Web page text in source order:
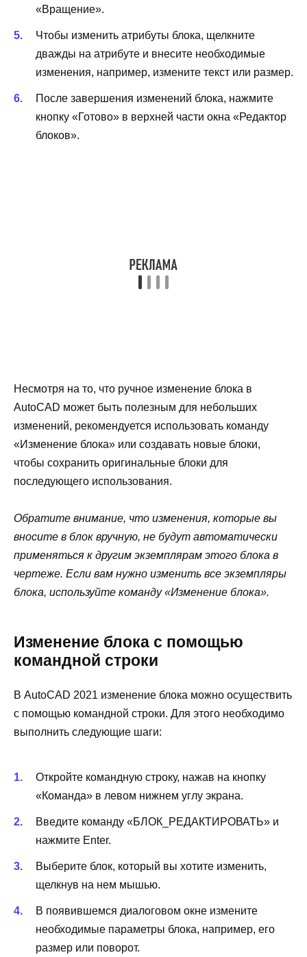
«Вращение».
Чтобы изменить атрибуты блока, щелкните
дважды на атрибуте и внесите необходимые
изменения, например, измените текст или размер.
После завершения изменений блока, нажмите
кнопку «Готово» в верхней части окна «Редактор
блоков».
Несмотря на то, что ручное изменение блока в
AutoCAD может быть полезным для небольших
изменений, рекомендуется использовать команду
«Изменение блока» или создавать новые блоки,
чтобы сохранить оригинальные блоки для
последующего использования.
Обратите внимание, что изменения, которые вы
вносите в блок вручную, не будут автоматически
применяться к другим экземплярам этого блока в
чертеже. Если вам нужно изменить все экземпляры
блока, используйте команду «Изменение блока».
Изменение блока с помощью
командной строки
В AutoCAD 2021 изменение блока можно осуществить
с помощью командной строки. Для этого необходимо
выполнить следующие шаги:
Откройте командную строку, нажав на кнопку
«Команда» в левом нижнем углу экрана.
Введите команду «БЛОК_РЕДАКТИРОВАТЬ» и
нажмите Enter.
Выберите блок, который вы хотите изменить,
щелкнув на нем мышью.
В появившемся диалоговом окне измените
необходимые параметры блока, например, его
размер или поворот.